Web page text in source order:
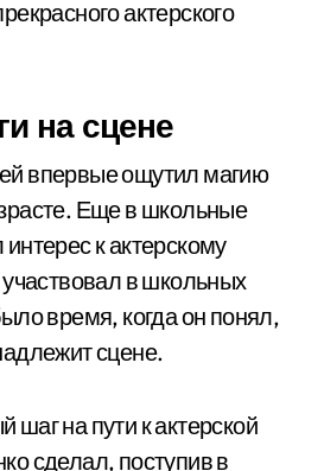
актерского
на сцене
впервые ощутил магию
Еще в школьные
к актерскому
участвовал в школьных
время, когда он понял,
сцене.
шаг на пути к актерской
сделал, поступив в